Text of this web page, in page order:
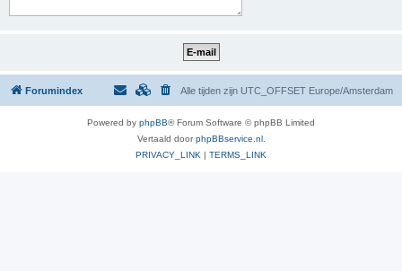
Forumindex Alle tijden zijn UTC_OFFSET Europe/Amsterdam
Powered by phpBB® Forum Software © phpBB Limited
Vertaald doorphpBBservice.nl.
PRIVACY_LINK | TERMS_LINK